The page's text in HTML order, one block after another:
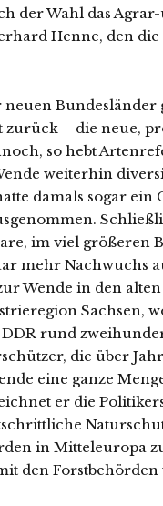
der Wahl das
Henne, den
zurück – die neue,
so hebt
weiterhin
damals sogar
im viel größeren
mehr Nachwuchs
Wende in den
Sachsen,
DDR rund
die über
eine ganze
er die
in Mitteleuropa
den